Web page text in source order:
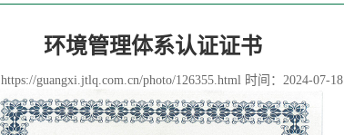
环境管理体系认证证书
https://guangxi.jtlq.com.cn/photo/126355.html 时间：2024-07-18